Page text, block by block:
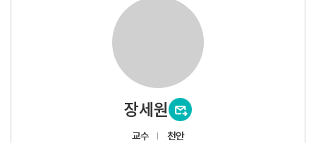
장세원
교수
천안